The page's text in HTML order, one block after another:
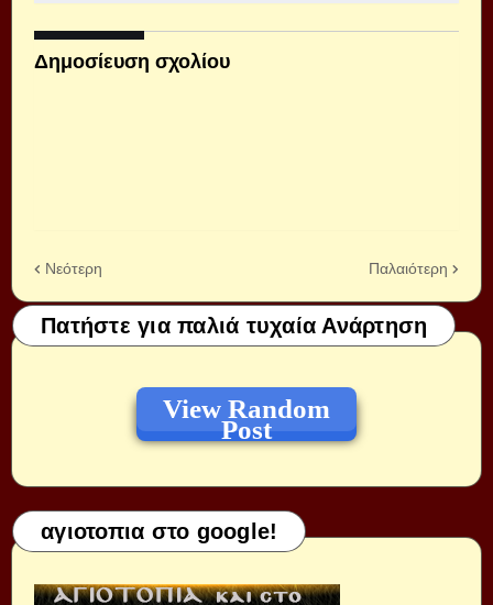
Δημοσίευση σχολίου
Νεότερη Παλαιότερη
Πατήστε για παλιά τυχαία Ανάρτηση
View Random
Post
αγιοτοπια στο google!